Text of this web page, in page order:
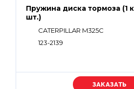
Пружина диска тормоза (1
шт.)
CATERPILLAR M325C
123-2139
Уточняйте